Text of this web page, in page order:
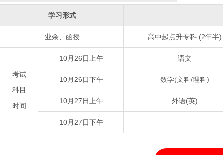
学习形式
业余、函授 高中起点升专科 (2年半)
考试
科目
时间
10月26日上午 语文
10月26日下午 数学(文科/理科)
10月27日上午 外语(英)
10月27日下午